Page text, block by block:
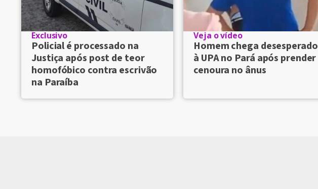
Exclusivo
Policial é processado na
Justiça após post de teor
homofóbico contra escrivão
na Paraíba
Veja o vídeo
Homem chega desesperado
à UPA no Pará após prender
cenoura no ânus